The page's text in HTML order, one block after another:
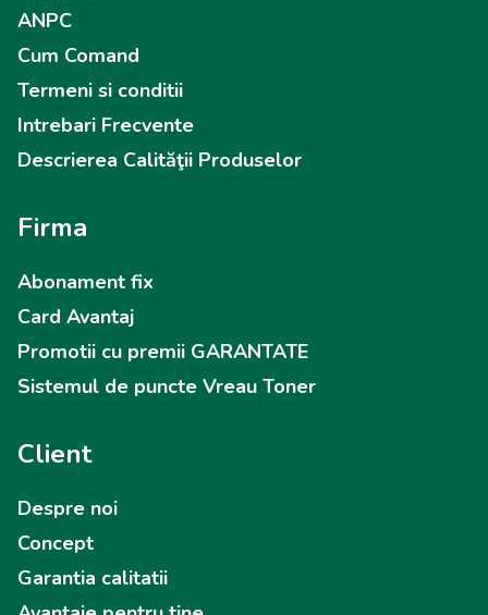
ANPC
Cum Comand
Termeni si conditii
Intrebari Frecvente
Descrierea Calităţii Produselor
Firma
Abonament fix
Card Avantaj
Promotii cu premii GARANTATE
Sistemul de puncte Vreau Toner
Client
Despre noi
Concept
Garantia calitatii